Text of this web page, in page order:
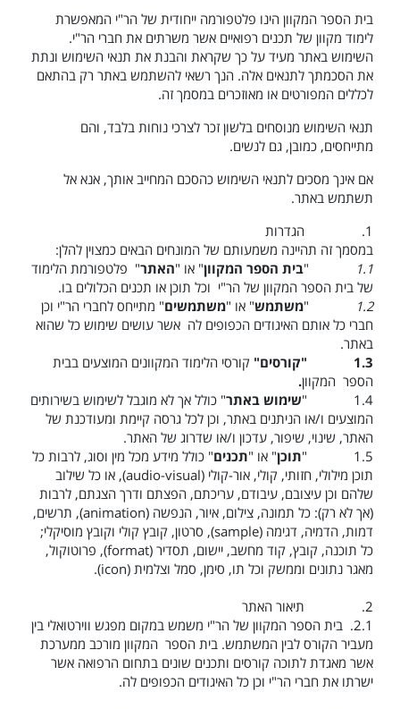
בית הספר המקוון הינו פלטפורמה ייחודית של הר"י המאפשרת
לימוד מקוון של תכנים רפואיים אשר משרתים את חברי הר"י.
השימוש באתר מעיד על כך שקראת והבנת את תנאי השימוש ונתת
את הסכמתך לתנאים אלה. הנך רשאי להשתמש באתר רק בהתאם
לכללים המפורטים או מאוזכרים במסמך זה.
תנאי השימוש מנוסחים בלשון זכר לצרכי נוחות בלבד, והם
מתייחסים, כמובן, גם לנשים.
אם אינך מסכים לתנאי השימוש כהסכם המחייב אותך, אנא אל
תשתמש באתר.
1.
הגדרות
במסמך זה תהיינה משמעותם של המונחים הבאים כמצוין להלן:
1.1
"בית הספר המקוון" או "האתר" פלטפורמת הלימוד
של בית הספר המקוון של הר"י וכל תוכן או תכנים הכלולים בו.
1.2
"משתמש" או "משתמשים" מתייחס לחברי הר"י וכן
חברי כל אותם האיגודים הכפופים לה אשר עושים שימוש כל שהוא
באתר.
1.3
"קורסים" קורסי הלימוד המקוונים המוצעים בבית
הספר המקוון.
1.4
"שימוש באתר" כולל אך לא מוגבל לשימוש בשירותים
המוצעים ו/או הניתנים באתר, וכן לכל גרסה קיימת ומעודכנת של
האתר, שינוי, שיפור, עדכון ו/או שדרוג של האתר.
1.5
"תוכן" או "תכנים" כולל מידע מכל מין וסוג, לרבות כל
תוכן מילולי, חזותי, קולי, אור-קולי (audio-visual), או כל שילוב
שלהם וכן עיצובם, עיבודם, עריכתם, הפצתם ודרך הצגתם, לרבות
(אך לא רק): כל תמונה, צילום, איור, הנפשה (animation), תרשים,
דמות, הדמיה, דגימה (sample), סרטון, קובץ קולי וקובץ מוסיקלי;
כל תוכנה, קובץ, קוד מחשב, יישום, תסדיר (format), פרוטוקול,
מאגר נתונים וממשק וכל תו, סימן, סמל וצלמית (icon
).
2.
תיאור האתר
2.1. בית הספר המקוון של הר"י משמש במקום מפגש ווירטואלי בין
מעביר הקורס לבין המשתמש. בית הספר המקוון מורכב ממערכת
אשר מאגדת לתוכה קורסים ותכנים שונים בתחום הרפואה אשר
ישרתו את חברי הר"י וכן כל האיגודים הכפופים לה.